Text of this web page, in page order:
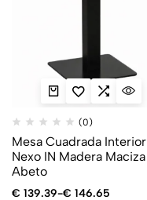
(0)
Mesa Cuadrada Interior
Nexo IN Madera Maciza
Abeto
€ 139.39-€ 146.65